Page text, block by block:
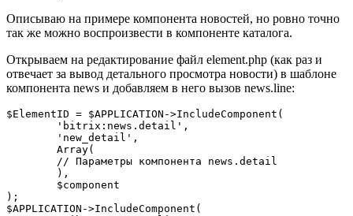
Описываю на примере компонента новостей, но ровно точно
так же можно воспроизвести в компоненте каталога.
Открываем на редактирование файл element.php (как раз и
отвечает за вывод детального просмотра новости) в шаблоне
компонента news и добавляем в него вызов news.line:
$ElementID = $APPLICATION->IncludeComponent(
        // Параметры компонента news.detail
);
$APPLICATION->IncludeComponent(